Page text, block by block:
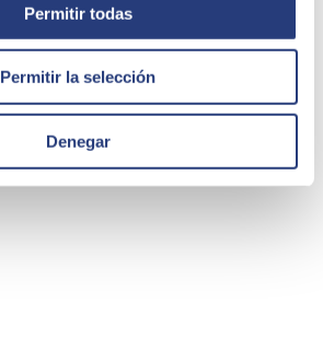
Permitir todas
Permitir la selección
Denegar